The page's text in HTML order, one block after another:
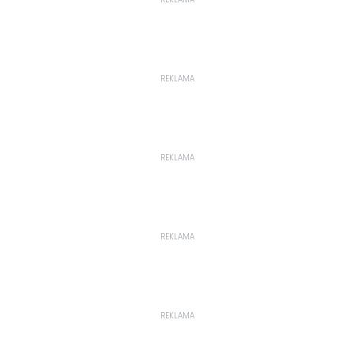
REKLAMA
REKLAMA
REKLAMA
REKLAMA